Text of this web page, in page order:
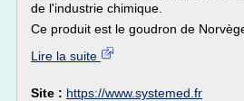
de l'industrie chimique.
Ce produit est le goudron de
Lire la suite
Site : https://www.systemed.fr